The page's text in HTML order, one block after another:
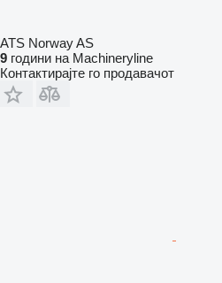
ATS Norway AS
9 години на Machineryline
Контактирајте го продавачот